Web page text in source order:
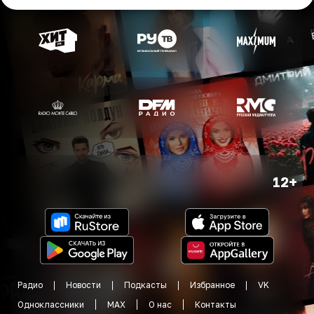
12+
Радио Новости Подкасты Избранное
VK
Одноклассники
MAX О нас Контакты